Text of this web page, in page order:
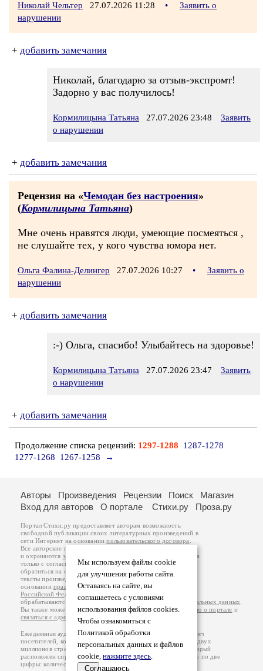
Николай Чельтер 27.07.2026 11:28 •
Заявить о
нарушении
+ добавить замечания
Николай, благодарю за отзыв-экспромт!
Задорно у вас получилось!
Кормилицына Татьяна 27.07.2026 23:48
Заявить
о нарушении
+ добавить замечания
Рецензия на «Чемодан без настроения»
(Кормилицына Татьяна)
Мне очень нравятся люди, умеющие посмеяться ,
не слушайте тех, у кого чувства юмора нет.
Ольга Фалина-Делингер 27.07.2026 10:27 •
Заявить о
нарушении
+ добавить замечания
:-) Ольга, спасибо! Улыбайтесь на здоровье!
Кормилицына Татьяна 27.07.2026 23:47
Заявить
о нарушении
+ добавить замечания
Продолжение списка рецензий: 1297-1288
1287-1278
1277-1268
1267-1258 →
Мы используем файлы cookie
для улучшения работы сайта.
Оставаясь на сайте, вы
соглашаетесь с условиями
использования файлов cookies.
Чтобы ознакомиться с
Политикой обработки
персональных данных и файлов
cookie, нажмите здесь.
Соглашаюсь
Авторы Произведения Рецензии Поиск
Магазин
Вход для авторов
О портале Стихи.ру Проза.ру
Портал Стихи.ру предоставляет авторам возможность
свободной публикации своих литературных произведений в
сети Интернет на основаниипользовательского договора
Все авторские права на произведения принадлежат авторам
и охраняются законом
. Перепечатка произведений возможна
только с согласия его автора, к которому вы можете
обратиться на его авторской странице. Ответственность за
тексты произведений авторы несут самостоятельно на
основанииправил публикацииизаконодательства
Российской Федерации
обрабатываются на основанииПолитики обработки персональных данных
Вы также можете посмотреть более подробнуюинформацию о портале и
связаться с администрацией
Ежедневная аудитория портала Стихи.ру – порядка 200 тысяч
посетителей, которые в общей сумме просматривают более двух
миллионов страниц по данным счетчика посещаемости, который
расположен справа от этого текста. В каждой графе указано по две
цифры: количество просмотров и количество посетителей.